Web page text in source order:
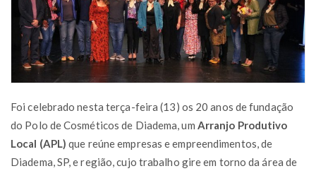
Foi celebrado nesta terça-feira (13) os 20 anos de fundação
do Polo de Cosméticos de Diadema, um Arranjo Produtivo
Local (APL) que reúne empresas e empreendimentos, de
Diadema, SP, e região, cujo trabalho gire em torno da área de